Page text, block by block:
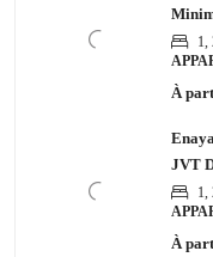
1,
À
JVT
1,
À